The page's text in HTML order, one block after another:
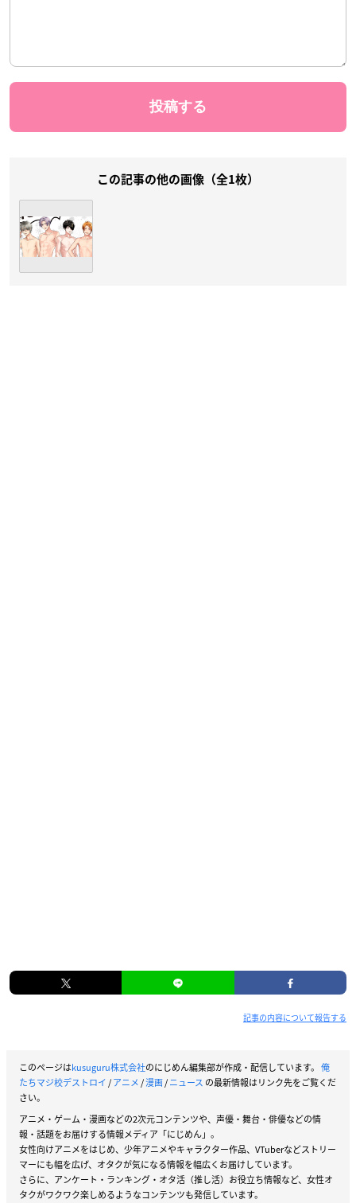
この記事の他の画像（全1枚）
記事の内容について報告する
このページはkusuguru株式会社のにじめん編集部が作成・配信しています。 俺
たちマジ校デストロイ/アニメ/漫画/ニュース の最新情報はリンク先をご覧くだ
さい。
アニメ・ゲーム・漫画などの2次元コンテンツや、声優・舞台・俳優などの情
報・話題をお届けする情報メディア「にじめん」。
女性向けアニメをはじめ、少年アニメやキャラクター作品、VTuberなどストリー
マーにも幅を広げ、オタクが気になる情報を幅広くお届けしています。
さらに、アンケート・ランキング・オタ活（推し活）お役立ち情報など、女性オ
タクがワクワク楽しめるようなコンテンツも発信しています。